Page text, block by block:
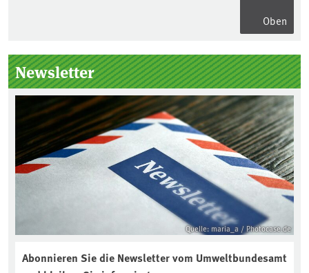
Oben
Seitenleiste
Newsletter
Quelle: maria_a / Photocase.de
Abonnieren Sie die Newsletter vom Umweltbundesamt